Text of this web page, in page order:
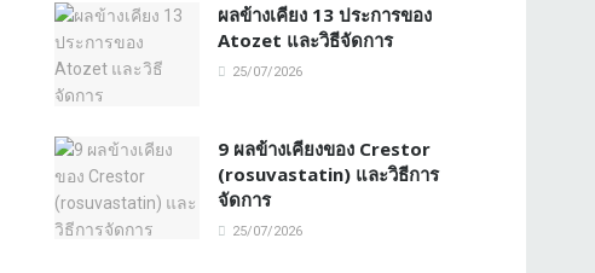
ผลข้างเคียง 13 ประการของ
Atozet และวิธีจัดการ
25/07/2026
9 ผลข้างเคียงของ Crestor
(rosuvastatin) และวิธีการ
จัดการ
25/07/2026